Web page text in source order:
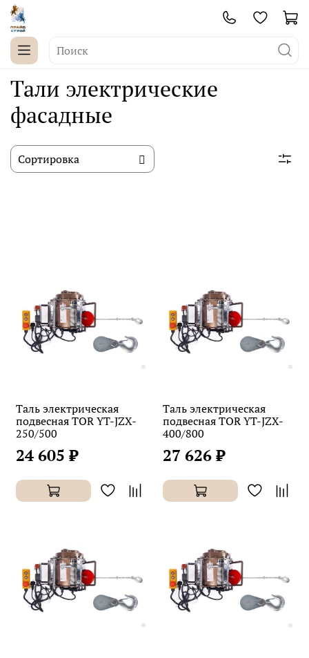
Тали электрические
фасадные
Таль электрическая
подвесная TOR YT-JZX-
250/500
24 605 ₽
Таль электрическая
подвесная TOR YT-JZX-
400/800
27 626 ₽